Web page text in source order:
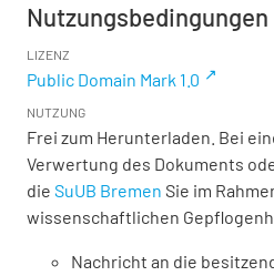
Nutzungsbedingungen
LIZENZ
Public Domain Mark 1.0
NUTZUNG
Frei zum Herunterladen. Bei
Verwertung des Dokuments
die SuUB Bremen Sie im
wissenschaftlichen
Nachricht an die